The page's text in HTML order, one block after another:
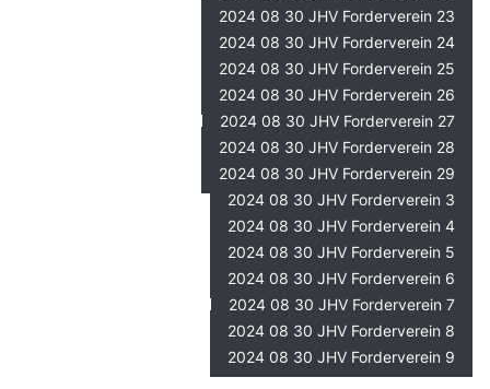
2024 08 30 JHV Forderverein 23
2024 08 30 JHV Forderverein 24
2024 08 30 JHV Forderverein 25
2024 08 30 JHV Forderverein 26
2024 08 30 JHV Forderverein 27
2024 08 30 JHV Forderverein 28
2024 08 30 JHV Forderverein 29
2024 08 30 JHV Forderverein 3
2024 08 30 JHV Forderverein 4
2024 08 30 JHV Forderverein 5
2024 08 30 JHV Forderverein 6
2024 08 30 JHV Forderverein 7
2024 08 30 JHV Forderverein 8
2024 08 30 JHV Forderverein 9